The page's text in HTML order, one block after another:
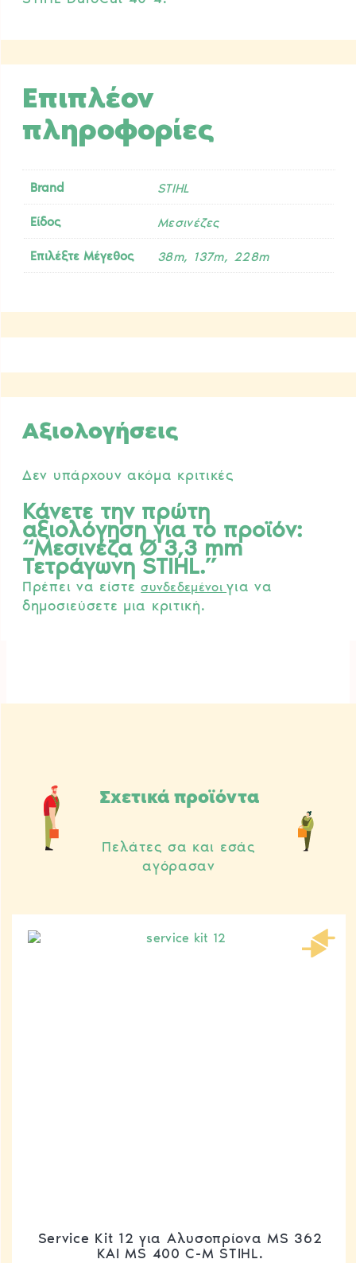
Επιπλέον
πληροφορίες
Brand STIHL
Είδος Μεσινέζες
Επιλέξτε Μέγεθος 38m, 137m, 228m
Αξιολογήσεις
Δεν υπάρχουν ακόμα κριτικές
Κάνετε την πρώτη
αξιολόγηση για το προϊόν:
“Μεσινέζα Ø 3,3 mm
Τετράγωνη STIHL.”
Πρέπει να είστεσυνδεδεμένοιγια να
δημοσιεύσετε μια κριτική.
Σχετικά προϊόντα
Πελάτες σα και εσάς
αγόρασαν
Service Kit 12 για Αλυσοπρίονα MS 362
ΚΑΙ MS 400 C-M STIHL.